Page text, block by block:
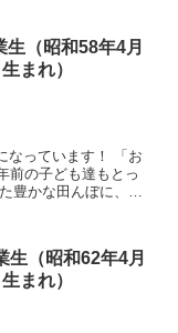
生（昭和58年4月
まれ）
なっています！ 「お
前の子ども達もとっ
生（昭和62年4月
まれ）